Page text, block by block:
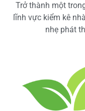
Trở thành một
lĩnh vực kiểm kê
nhẹ phát